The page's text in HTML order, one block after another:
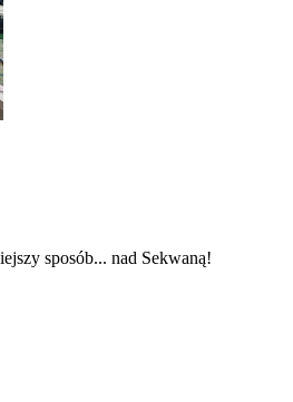
sposób... nad Sekwaną!